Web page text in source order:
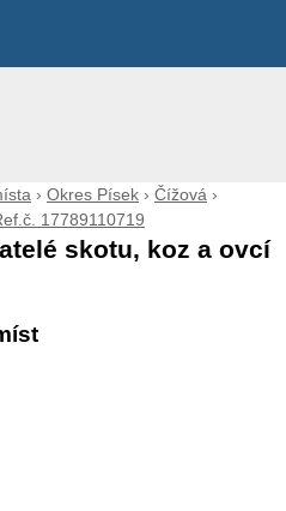
› Okres Písek › Čížová ›
17789110719
skotu, koz a ovcí